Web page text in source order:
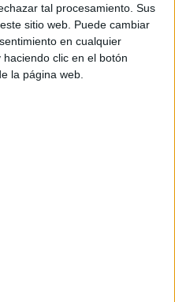
tal procesamiento. Sus
sitio web. Puede cambiar
en cualquier
clic en el botón
la página web.
clasificación. Barredo
categoría Master 60
horas y 36 minutos
puesto 113 de Master 50